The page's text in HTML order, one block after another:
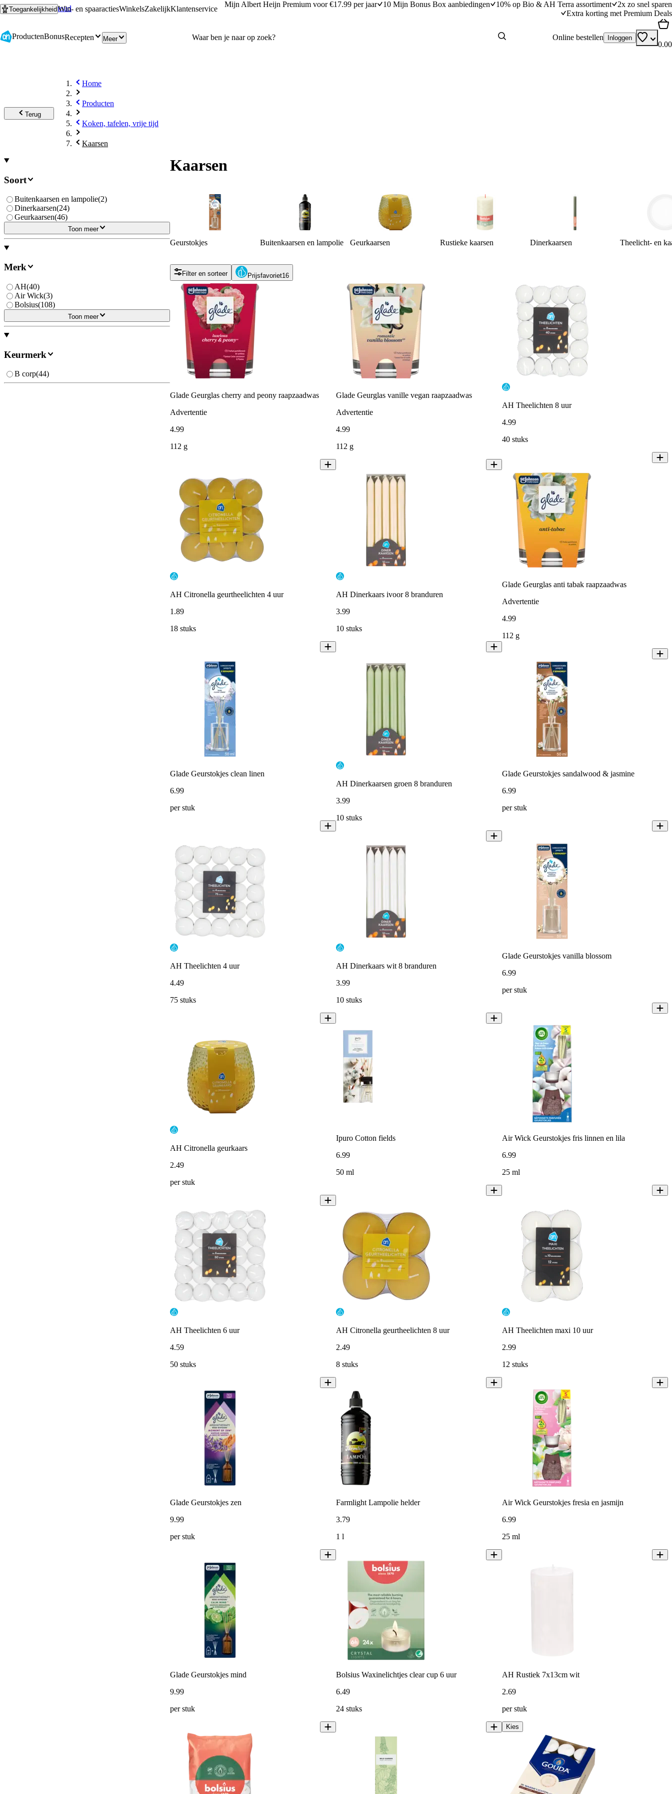
Ga naar hoofdinhoud
Ga naar zoeken
ToegankelijkheidWin- en spaaractiesWinkelsZakelijkKlantenservice
Mijn Albert Heijn Premium voor €17.99 per jaar 10 Mijn Bonus Box aanbiedingen 10% op Bio & AH Terra assortiment
2x zo snel sparen
Extra korting met Premium Deals
ProductenBonusRecepten Meer Online bestellen Inloggen
0.00
Terug
Home
Producten
Koken, tafelen, vrije tijd
Kaarsen
Soort
Buitenkaarsen en lampolie(2)
Dinerkaarsen(24)
Geurkaarsen(46)
Toon meer
Merk
AH(40)
Air Wick(3)
Bolsius(108)
Toon meer
Keurmerk
B corp(44)
Kaarsen
Geurstokjes Buitenkaarsen en lampolie Geurkaarsen Rustieke kaarsen Dinerkaarsen Theelicht- en
Filter en sorteer Prijsfavoriet16
Glade Geurglas cherry and peony raapzaadwas
Advertentie
4.99
112 g
Glade Geurglas vanille vegan raapzaadwas
Advertentie
4.99
112 g
AH Theelichten 8 uur
4.99
40 stuks
AH Citronella geurtheelichten 4 uur
1.89
18 stuks
AH Dinerkaars ivoor 8 branduren
3.99
10 stuks
Glade Geurglas anti tabak raapzaadwas
Advertentie
4.99
112 g
Glade Geurstokjes clean linen
6.99
per stuk
AH Dinerkaarsen groen 8 branduren
3.99
10 stuks
Glade Geurstokjes sandalwood & jasmine
6.99
per stuk
AH Theelichten 4 uur
4.49
75 stuks
AH Dinerkaars wit 8 branduren
3.99
10 stuks
Glade Geurstokjes vanilla blossom
6.99
per stuk
AH Citronella geurkaars
2.49
per stuk
Ipuro Cotton fields
6.99
50 ml
Air Wick Geurstokjes fris linnen en lila
6.99
25 ml
AH Theelichten 6 uur
4.59
50 stuks
AH Citronella geurtheelichten 8 uur
2.49
8 stuks
AH Theelichten maxi 10 uur
2.99
12 stuks
Glade Geurstokjes zen
9.99
per stuk
Farmlight Lampolie helder
3.79
1 l
Air Wick Geurstokjes fresia en jasmijn
6.99
25 ml
Glade Geurstokjes mind
9.99
per stuk
Bolsius Waxinelichtjes clear cup 6 uur
6.49
24 stuks
AH Rustiek 7x13cm wit
2.69
per stuk
Kies